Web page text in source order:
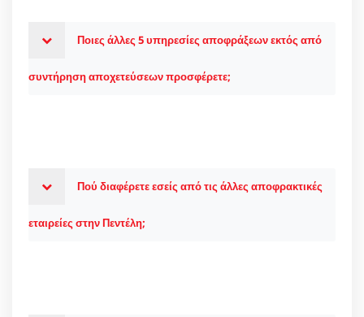
Ποιες άλλες 5 υπηρεσίες αποφράξεων εκτός από
συντήρηση αποχετεύσεων προσφέρετε;
Πού διαφέρετε εσείς από τις άλλες αποφρακτικές
εταιρείες στην Πεντέλη;